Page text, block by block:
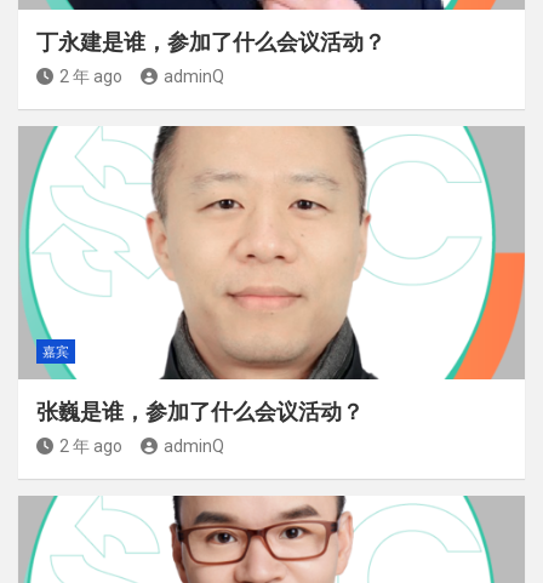
丁永建是谁，参加了什么会议活动？
2 年 ago adminQ
嘉宾
张巍是谁，参加了什么会议活动？
2 年 ago adminQ